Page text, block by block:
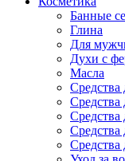
Банные
Глина
Для
Духи с
Масла
Средства
Средства
Средства
Средства
Средства